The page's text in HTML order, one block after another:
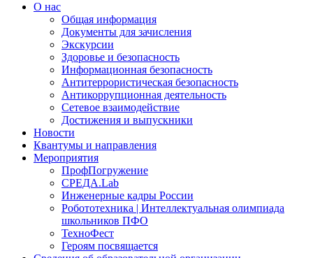
О нас
Общая информация
Документы для зачисления
Экскурсии
Здоровье и безопасность
Информационная безопасность
Антитеррористическая безопасность
Антикоррупционная деятельность
Сетевое взаимодействие
Достижения и выпускники
Новости
Квантумы и направления
Мероприятия
ПрофПогружение
СРЕДА.Lab
Инженерные кадры России
Робототехника | Интеллектуальная олимпиада
школьников ПФО
ТехноФест
Героям посвящается